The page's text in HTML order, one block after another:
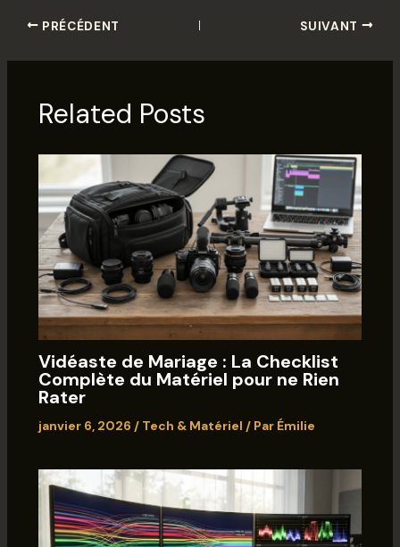
PRÉCÉDENT SUIVANT
Related Posts
Vidéaste de Mariage : La Checklist
Complète du Matériel pour ne Rien
Rater
janvier 6, 2026 / Tech & Matériel / Par Émilie